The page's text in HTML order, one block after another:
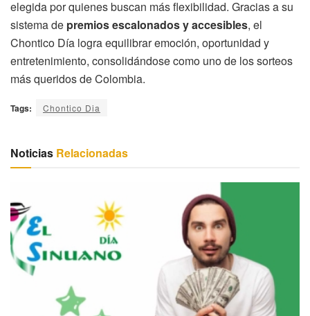
elegida por quienes buscan más flexibilidad. Gracias a su
sistema de premios escalonados y accesibles, el
Chontico Día logra equilibrar emoción, oportunidad y
entretenimiento, consolidándose como uno de los sorteos
más queridos de Colombia.
Tags: Chontico Dia
Noticias Relacionadas